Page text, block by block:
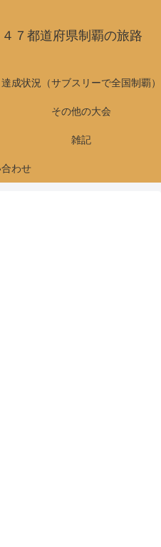
７都道府県制覇の旅路
達成状況（サブスリーで全国制覇）
その他の大会
雑記
わせ